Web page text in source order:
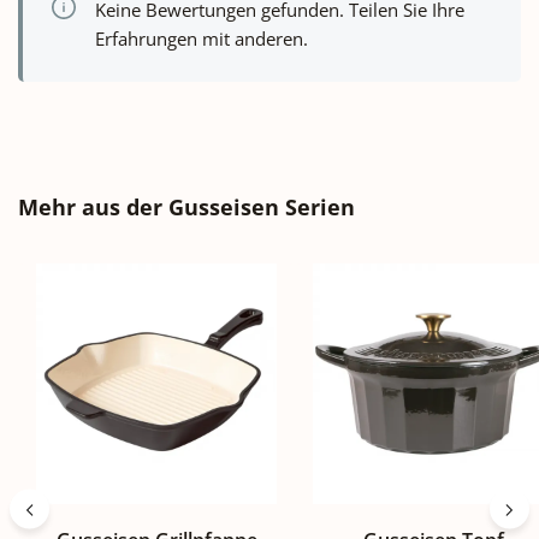
Keine Bewertungen gefunden. Teilen Sie Ihre
Erfahrungen mit anderen.
Produktgalerie überspringen
Mehr aus der Gusseisen Serien